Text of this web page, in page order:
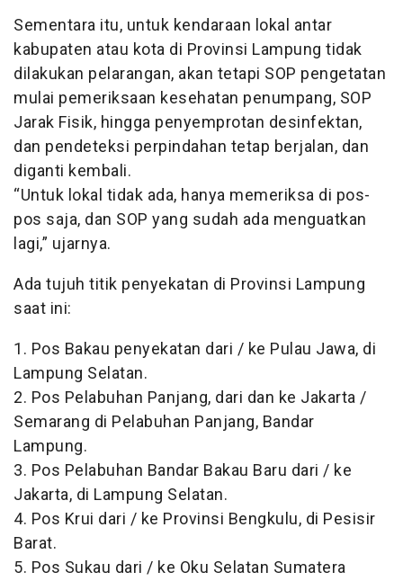
Sementara itu, untuk kendaraan lokal antar
kabupaten atau kota di Provinsi Lampung tidak
dilakukan pelarangan, akan tetapi SOP pengetatan
mulai pemeriksaan kesehatan penumpang, SOP
Jarak Fisik, hingga penyemprotan desinfektan,
dan pendeteksi perpindahan tetap berjalan, dan
diganti kembali.
“Untuk lokal tidak ada, hanya memeriksa di pos-
pos saja, dan SOP yang sudah ada menguatkan
lagi,” ujarnya.
Ada tujuh titik penyekatan di Provinsi Lampung
saat ini:
1. Pos Bakau penyekatan dari / ke Pulau Jawa, di
Lampung Selatan.
2. Pos Pelabuhan Panjang, dari dan ke Jakarta /
Semarang di Pelabuhan Panjang, Bandar
Lampung.
3. Pos Pelabuhan Bandar Bakau Baru dari / ke
Jakarta, di Lampung Selatan.
4. Pos Krui dari / ke Provinsi Bengkulu, di Pesisir
Barat.
5. Pos Sukau dari / ke Oku Selatan Sumatera